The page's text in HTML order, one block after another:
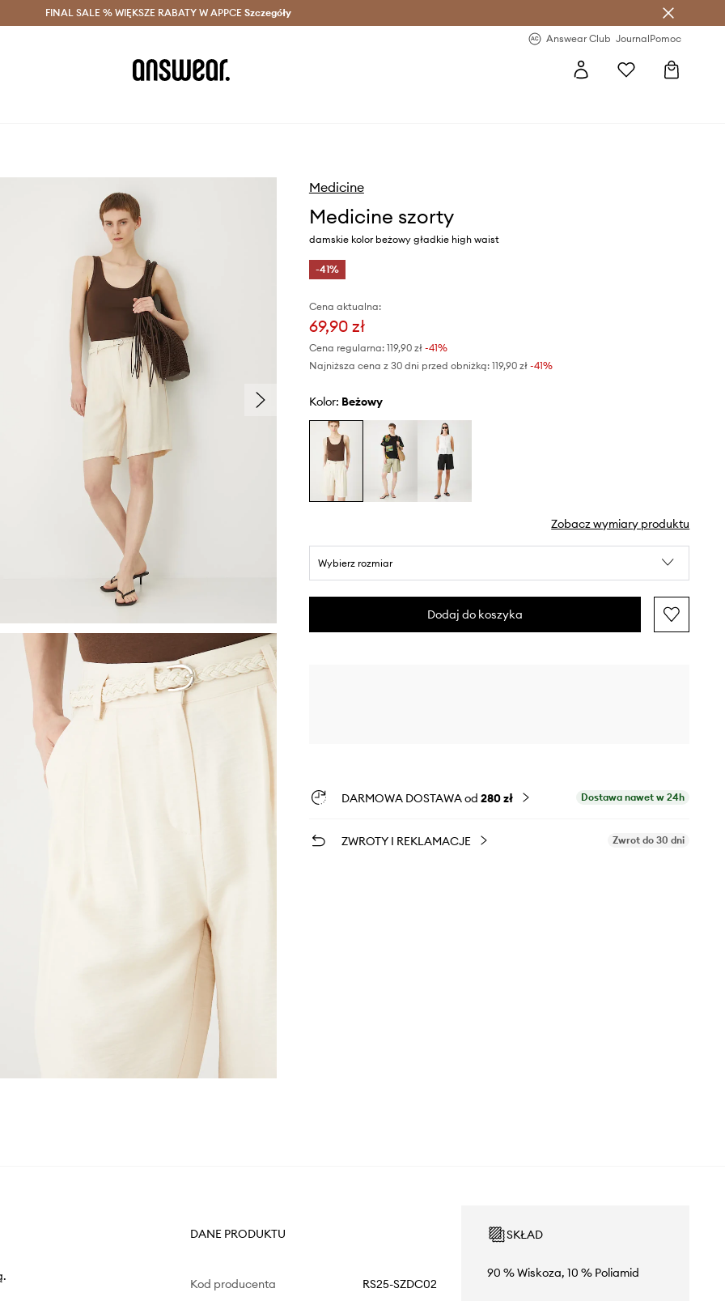
Oszczędzaj z Answear Club > Dostawa nawet w 24h >
FINAL SALE % WIĘKSZE RABATY W APPCE Szczegóły
Answear Club JournalPomoc
Medicine
Medicine szorty
damskie kolor beżowy gładkie high waist
-41%
Cena aktualna:
69,90 zł
Cena regularna: 119,90 zł-41%
Najniższa cena z 30 dni przed obniżką: 119,90 zł -41%
Kolor: beżowy
Zobacz wymiary produktu
Wybierz rozmiar
Dodaj do koszyka
DARMOWA DOSTAWA od 280 zł Dostawa nawet w 24h
ZWROTY I REKLAMACJE Zwrot do 30 dni
DANE PRODUKTU
Kod producenta RS25-SZDC02
SKŁAD
90 % Wiskoza, 10 % Poliamid